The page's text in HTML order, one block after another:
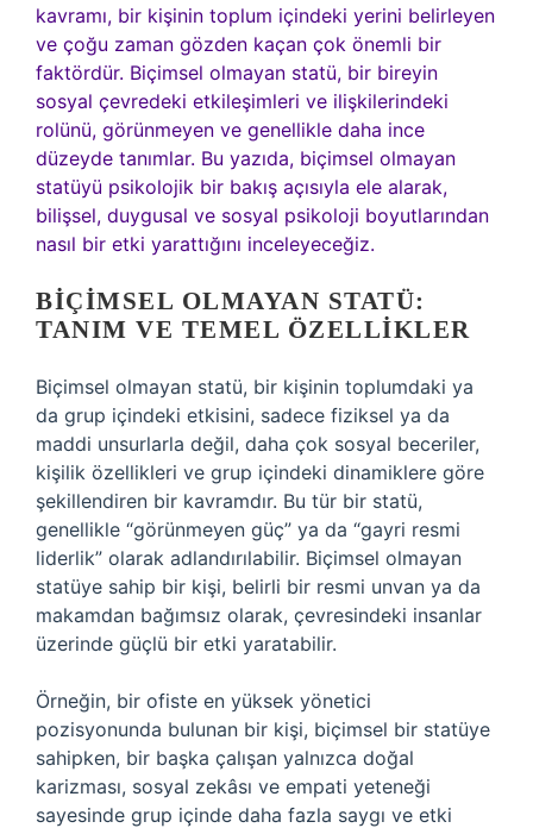
kavramı, bir kişinin toplum içindeki yerini belirleyen
ve çoğu zaman gözden kaçan çok önemli bir
faktördür. Biçimsel olmayan statü, bir bireyin
sosyal çevredeki etkileşimleri ve ilişkilerindeki
rolünü, görünmeyen ve genellikle daha ince
düzeyde tanımlar. Bu yazıda, biçimsel olmayan
statüyü psikolojik bir bakış açısıyla ele alarak,
bilişsel, duygusal ve sosyal psikoloji boyutlarından
nasıl bir etki yarattığını inceleyeceğiz.
BIÇIMSEL OLMAYAN STATÜ:
TANIM VE TEMEL ÖZELLIKLER
Biçimsel olmayan statü, bir kişinin toplumdaki ya
da grup içindeki etkisini, sadece fiziksel ya da
maddi unsurlarla değil, daha çok sosyal beceriler,
kişilik özellikleri ve grup içindeki dinamiklere göre
şekillendiren bir kavramdır. Bu tür bir statü,
genellikle “görünmeyen güç” ya da “gayri resmi
liderlik” olarak adlandırılabilir. Biçimsel olmayan
statüye sahip bir kişi, belirli bir resmi unvan ya da
makamdan bağımsız olarak, çevresindeki insanlar
üzerinde güçlü bir etki yaratabilir.
Örneğin, bir ofiste en yüksek yönetici
pozisyonunda bulunan bir kişi, biçimsel bir statüye
sahipken, bir başka çalışan yalnızca doğal
karizması, sosyal zekâsı ve empati yeteneği
sayesinde grup içinde daha fazla saygı ve etki